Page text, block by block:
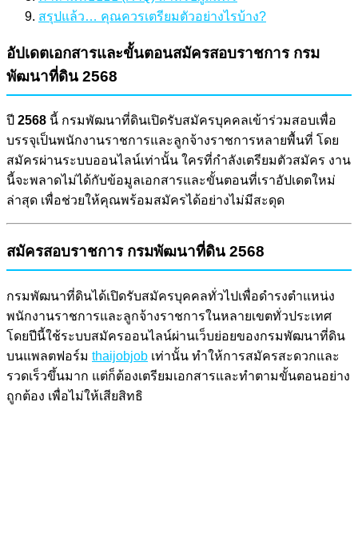
สรุปแล้ว… คุณควรเตรียมตัวอย่างไรบ้าง?
อัปเดตเอกสารและขั้นตอนสมัครสอบราชการ กรม
พัฒนาที่ดิน 2568
ปี 2568 นี้ กรมพัฒนาที่ดินเปิดรับสมัครบุคคลเข้าร่วมสอบเพื่อ
บรรจุเป็นพนักงานราชการและลูกจ้างราชการหลายพื้นที่ โดย
สมัครผ่านระบบออนไลน์เท่านั้น ใครที่กำลังเตรียมตัวสมัคร งาน
นี้จะพลาดไม่ได้กับข้อมูลเอกสารและขั้นตอนที่เราอัปเดตใหม่
ล่าสุด เพื่อช่วยให้คุณพร้อมสมัครได้อย่างไม่มีสะดุด
สมัครสอบราชการ กรมพัฒนาที่ดิน 2568
กรมพัฒนาที่ดินได้เปิดรับสมัครบุคคลทั่วไปเพื่อดำรงตำแหน่ง
พนักงานราชการและลูกจ้างราชการในหลายเขตทั่วประเทศ
โดยปีนี้ใช้ระบบสมัครออนไลน์ผ่านเว็บย่อยของกรมพัฒนาที่ดิน
บนแพลตฟอร์ม thaijobjob เท่านั้น ทำให้การสมัครสะดวกและ
รวดเร็วขึ้นมาก แต่ก็ต้องเตรียมเอกสารและทำตามขั้นตอนอย่าง
ถูกต้อง เพื่อไม่ให้เสียสิทธิ